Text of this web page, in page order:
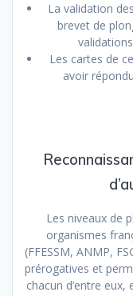
La validation
brevet de
Les cartes de
avoir
Les niveaux de
organismes
(FFESSM, ANMP,
prérogatives et
chacun d’entre